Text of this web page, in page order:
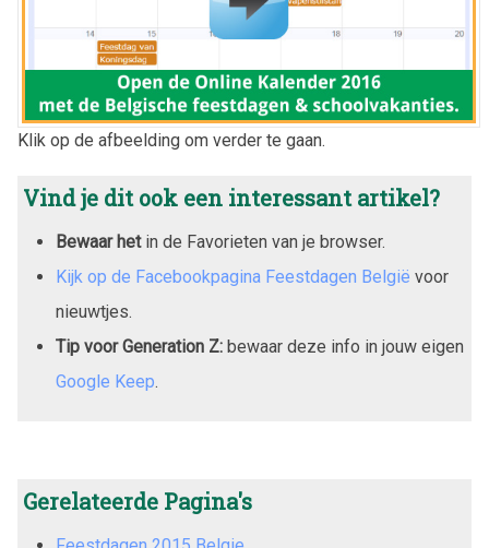
Klik op de afbeelding om verder te gaan.
Vind je dit ook een interessant artikel?
Bewaar hetin de Favorieten van je browser.
Kijk op de Facebookpagina Feestdagen België voor
nieuwtjes.
Tip voor Generation Z: bewaar deze info in jouw eigen
Google Keep.
Gerelateerde Pagina's